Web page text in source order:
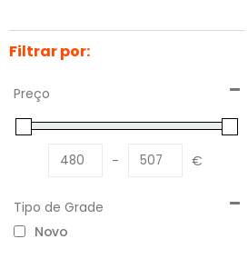
Filtrar por:
Preço
Minimum Price
-
Maximum Price
€
Tipo de Grade
Novo